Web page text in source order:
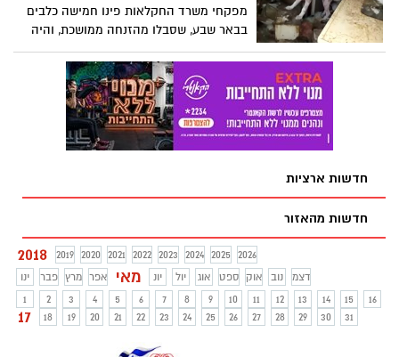
מפקחי משרד החקלאות פינו חמישה כלבים
בבאר שבע, שסבלו מהזנחה ממושכת, והיה
קיים חשש לבריאותם. הכלבים הועברו למתקן
מוגן של המשרד לטיפול, בעלת הכלבים
עוכבה לחקירה
חדשות ארציות
חדשות מהאזור
2018 2019 2020 2021 2022 2023 2024 2025
2026
ינו
פבר מרץ אפר מאי יונ יול אוג ספט אוק נוב
דצמ
1
2 3 4 5 6 7 8 9 10 11 12 13 14 15 16
17 18 19 20 21 22 23 24 25 26 27 28 29 30 31